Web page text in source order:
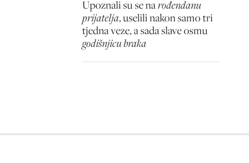
Upoznali su se narođendanu
prijatelja, uselili nakon samo tri
tjedna veze, a sada slave osmu
godišnjicu braka